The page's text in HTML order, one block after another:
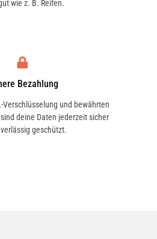
wie z. B. Reifen.
Bezahlung
Verschlüsselung und bewährten
deine Daten jederzeit sicher
geschützt.